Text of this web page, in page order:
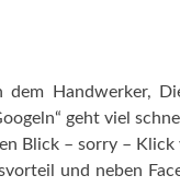
Handwerker,
geht viel
Blick – sorry – Klick
und neben